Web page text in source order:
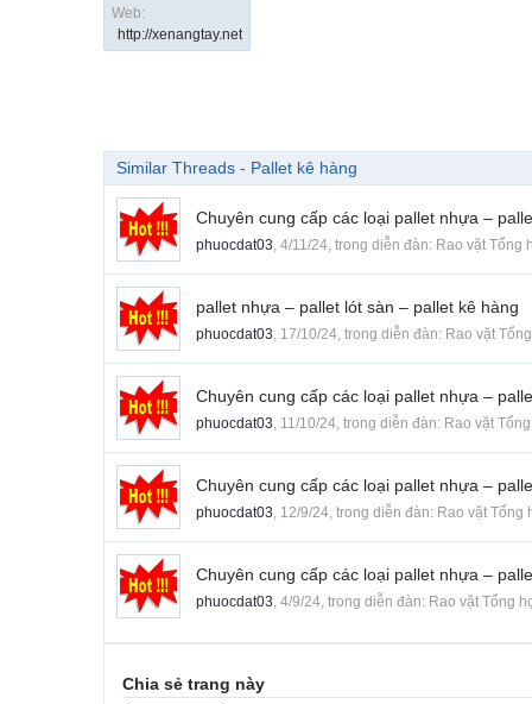
Web:
http://xenangtay.net
Similar Threads - Pallet kê hàng
Chuyên cung cấp các loại pallet nhựa –
phuocdat03, 4/11/24, trong diễn đàn: Rao vặt Tổng
pallet nhựa – pallet lót sàn – pallet kê hàng
phuocdat03, 17/10/24, trong diễn đàn: Rao vặt
Chuyên cung cấp các loại pallet nhựa –
phuocdat03, 11/10/24, trong diễn đàn: Rao vặt
Chuyên cung cấp các loại pallet nhựa –
phuocdat03, 12/9/24, trong diễn đàn: Rao vặt Tổng
Chuyên cung cấp các loại pallet nhựa –
phuocdat03, 4/9/24, trong diễn đàn: Rao vặt Tổng
Chia sẻ trang này